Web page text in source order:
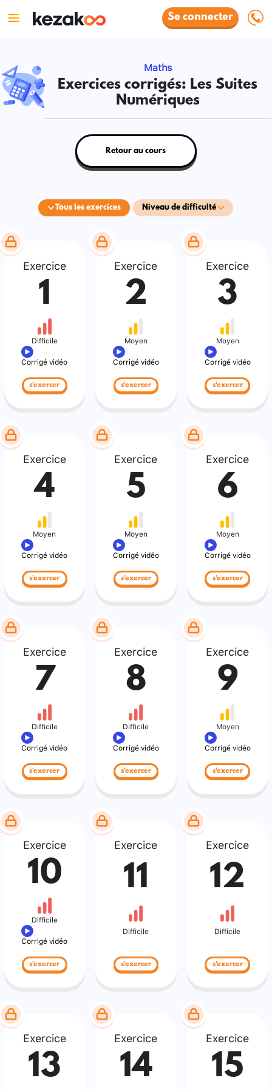
Se connecter
Maths
Exercices corrigés: Les Suites
Numériques
Tous les exercices Niveau de difficulté
Retour au cours
Exercice
1
Difficile
Corrigé vidéo
s'exercer
Exercice
2
Moyen
Corrigé vidéo
s'exercer
Exercice
3
Moyen
Corrigé vidéo
s'exercer
Exercice
4
Moyen
Corrigé vidéo
s'exercer
Exercice
5
Moyen
Corrigé vidéo
s'exercer
Exercice
6
Moyen
Corrigé vidéo
s'exercer
Exercice
7
Difficile
Corrigé vidéo
s'exercer
Exercice
8
Difficile
Corrigé vidéo
s'exercer
Exercice
9
Moyen
Corrigé vidéo
s'exercer
Exercice
10
Difficile
Corrigé vidéo
s'exercer
Exercice
11
Difficile
s'exercer
Exercice
12
Difficile
s'exercer
Exercice
13
Exercice
14
Exercice
15